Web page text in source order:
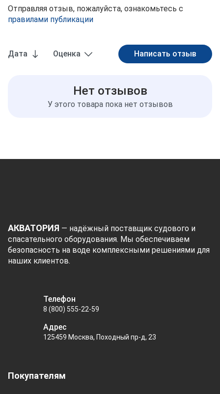
Дата Оценка
Нет отзывов
У этого товара пока нет отзывов
Отправляя отзыв, пожалуйста, ознакомьтесь с
правилами публикации
АКВАТОРИЯ — надёжный поставщик судового и
спасательного оборудования. Мы обеспечиваем
безопасность на воде комплексными решениями для
наших клиентов.
Покупателям
Телефон
8 (800) 555-22-59
Адрес
125459 Москва, Походный пр-д, 23